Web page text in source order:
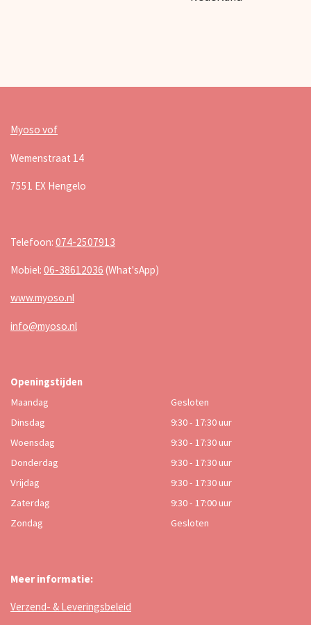
Myoso vof
Wemenstraat 14
7551 EX Hengelo
Telefoon: 074-2507913
Mobiel: 06-38612036 (What'sApp)
www.myoso.nl
info@myoso.nl
Openingstijden
Maandag
Gesloten
Dinsdag
9:30 - 17:30 uur
Woensdag
9:30 - 17:30 uur
Donderdag
9:30 - 17:30 uur
Vrijdag
9:30 - 17:30 uur
Zaterdag
9:30 - 17:00 uur
Zondag
Gesloten
Meer informatie:
Verzend- & Leveringsbeleid